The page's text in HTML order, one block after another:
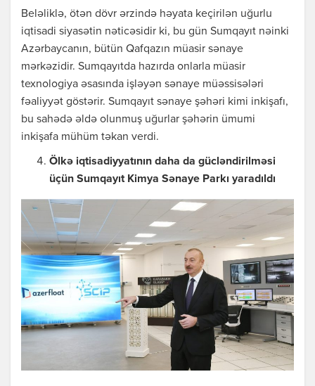
Beləliklə, ötən dövr ərzində həyata keçirilən uğurlu
iqtisadi siyasətin nəticəsidir ki, bu gün Sumqayıt nəinki
Azərbaycanın, bütün Qafqazın müasir sənaye
mərkəzidir. Sumqayıtda hazırda onlarla müasir
texnologiya əsasında işləyən sənaye müəssisələri
fəaliyyət göstərir. Sumqayıt sənaye şəhəri kimi inkişafı,
bu sahədə əldə olunmuş uğurlar şəhərin ümumi
inkişafa mühüm təkan verdi.
Ölkə iqtisadiyyatının daha da gücləndirilməsi
üçün Sumqayıt Kimya Sənaye Parkı yaradıldı